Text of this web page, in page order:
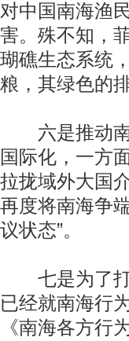
对中国南海渔
害。殊不知，
瑚礁生态系统
粮，其绿色的
六是推动南
国际化，一方
拉拢域外大国
再度将南海争
议状态”。
七是为了打
已经就南海行
《南海各方行